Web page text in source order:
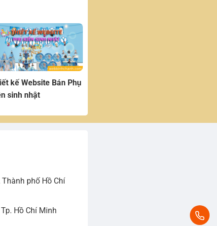
kế Website Bán Phụ
sinh nhật
phố Hồ Chí
Hồ Chí Minh